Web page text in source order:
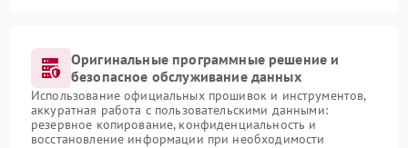
Оригинальные программные решение и
безопасное обслуживание данных
Использование официальных прошивок и инструментов,
аккуратная работа с пользовательскими данными:
резервное копирование, конфиденциальность и
восстановление информации при необходимости